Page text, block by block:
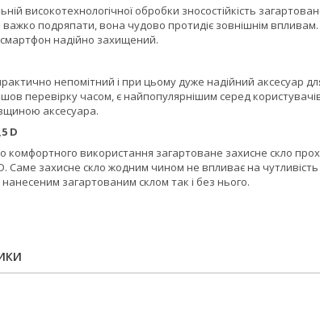
високотехнологічної обробки зносостійкість
важко подряпати, вона чудово протидіє зовнішнім
надійно захищений.
непомітний і при цьому дуже надійний аксесуар
перевірку часом, є найпопулярнішим серед
аксесуара.
D
комфортного використання загартоване захисне скло
Саме захисне скло жодним чином не впливає на
нанесеним загартованим склом так і без нього.